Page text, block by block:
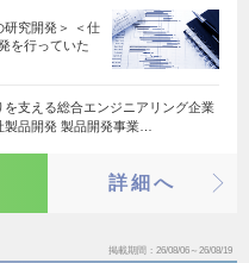
研究開発＞ ＜仕
を行っていた
を支える総合エンジニアリング企業
品開発 製品開発事業…
詳細へ
掲載期間 26/08/06～26/08/19